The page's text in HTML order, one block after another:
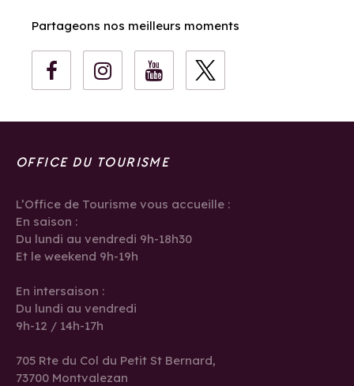
Partageons nos meilleurs moments
OFFICE DU TOURISME
L’Office de Tourisme vous accueille :
En saison :
Du lundi au vendredi 9h-18h30
Et le weekend 9h-19h
En intersaison :
Du lundi au vendredi
9h-12 / 14h-17h
705 Rte du Col du Petit St Bernard,
73700 Montvalezan